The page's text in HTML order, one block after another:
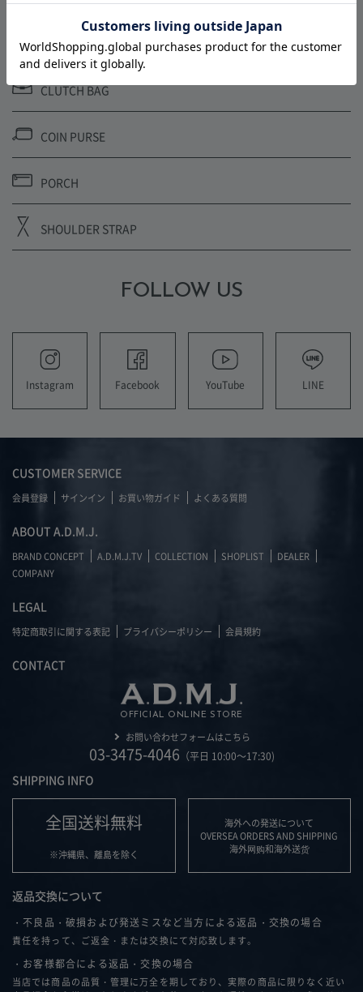
CARD CASE
CLUTCH BAG
COIN PURSE
PORCH
SHOULDER STRAP
FOLLOW US
Instagram Facebook YouTube LINE
CUSTOMER SERVICE
会員登録 サインイン お買い物ガイド よくある質問
ABOUT A.D.M.J.
BRAND CONCEPT A.D.M.J.TV COLLECTION SHOPLIST
DEALER
COMPANY
LEGAL
特定商取引に関する表記 プライバシーポリシー 会員規約
CONTACT
OFFICIAL ONLINE STORE
お問い合わせフォームはこちら
03-3475-4046 （平日 10:00～17:30)
SHIPPING INFO
全国送料無料
※沖縄県、離島を除く
海外への発送について
OVERSEA ORDERS AND SHIPPING
海外网购和海外送货
返品交換について
・不良品・破損および発送ミスなど当方による返品・交換の場合
責任を持って、ご返金・または交換にて対応致します。
・お客様都合による返品・交換の場合
当店では商品の品質・管理に万全を期しており、実際の商品に限りなく近い